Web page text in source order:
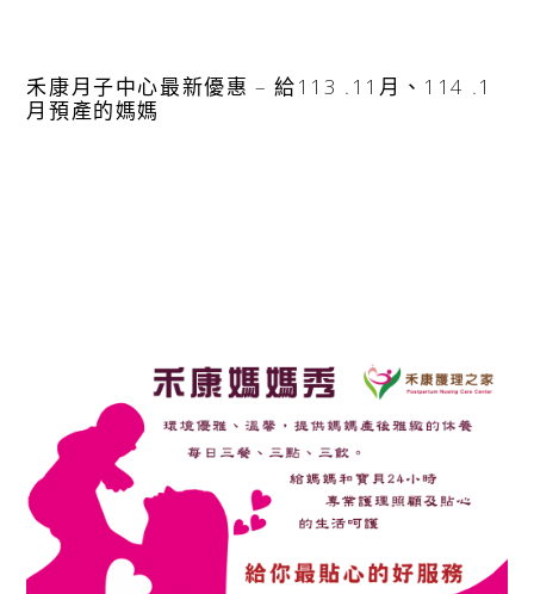
禾康月子中心最新優惠 – 給113 .11月、114 .1
月預產的媽媽